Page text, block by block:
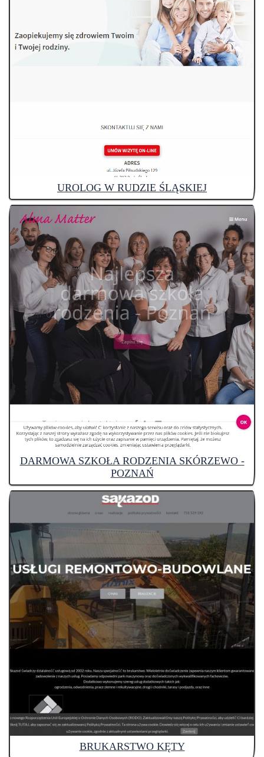
UROLOG W RUDZIE ŚLĄSKIEJ
DARMOWA SZKOŁA RODZENIA SKÓRZEWO -
POZNAŃ
BRUKARSTWO KĘTY